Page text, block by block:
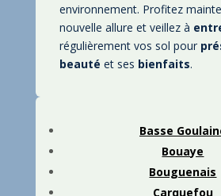
environnement. Profitez
nouvelle allure et veillez à
régulièrement vos sol pour
beauté et ses bienfaits.
Basse
Bouaye
Bouguenais
Carquefou